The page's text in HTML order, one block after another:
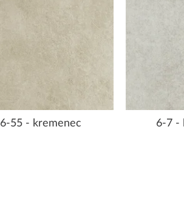
6-55 - kremenec 6-7 -